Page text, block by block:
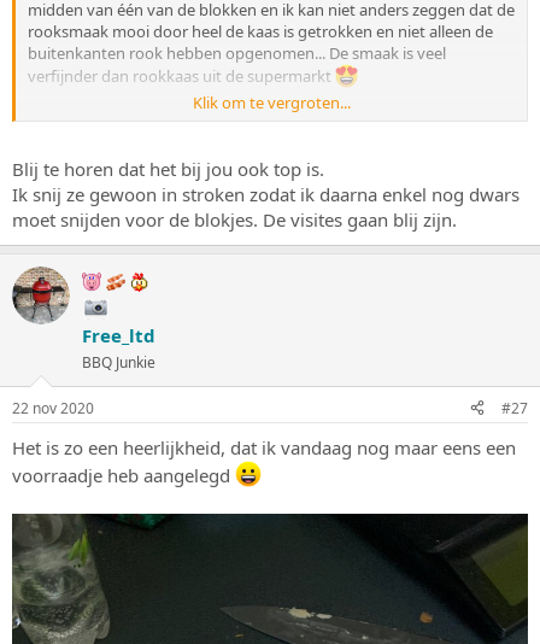
midden van één van de blokken en ik kan niet anders zeggen dat de
rooksmaak mooi door heel de kaas is getrokken en niet alleen de
buitenkanten rook hebben opgenomen... De smaak is veel
verfijnder dan rookkaas uit de supermarkt
Wat mij betreft is er geen rede om de volgende keer, want die gaat
gedaan
Klik om te vergroten...
Blij te horen dat het bij jou ook top is.
Ik snij ze gewoon in stroken zodat ik daarna enkel nog dwars
moet snijden voor de blokjes. De visites gaan blij zijn.
Free_ltd
BBQ Junkie
22 nov 2020 #27
Het is zo een heerlijkheid, dat ik vandaag nog maar eens een
voorraadje heb aangelegd